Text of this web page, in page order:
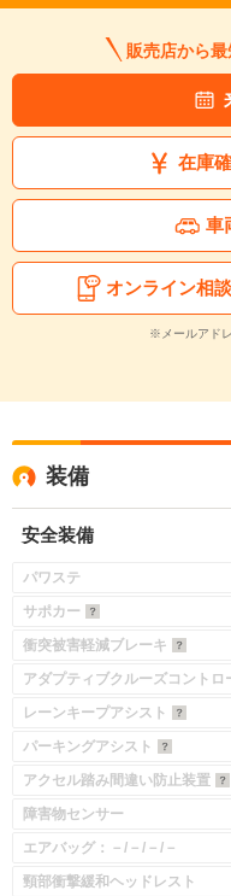
販売店から
在庫
車
オンライン相
※メールアド
装備
安全装備
パワステ
サポカー
衝突被害軽減ブレーキ
アダプティブクルーズコントロ
レーンキープアシスト
パーキングアシスト
アクセル踏み間違い防止装置
障害物センサー
エアバッグ：－/－/－/－
頸部衝撃緩和ヘッドレスト